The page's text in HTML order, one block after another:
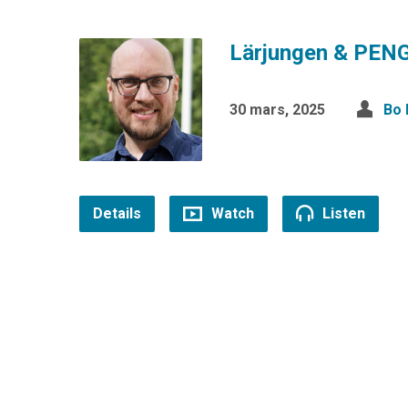
Lärjungen &
30 mars, 2025 Bo
Details Watch Listen